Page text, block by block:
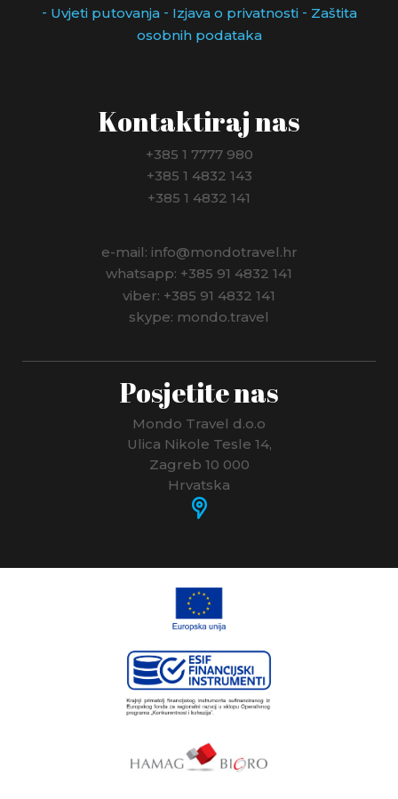
- Uvjeti putovanja- Izjava o privatnosti- Zaštita
osobnih podataka
Kontaktiraj nas
+385 1 7777 980
+385 1 4832 143
+385 1 4832 141
e-mail: info@mondotravel.hr
whatsapp: +385 91 4832 141
viber: +385 91 4832 141
skype: mondo.travel
Posjetite nas
Mondo Travel d.o.o
Ulica Nikole Tesle 14,
Zagreb 10 000
Hrvatska